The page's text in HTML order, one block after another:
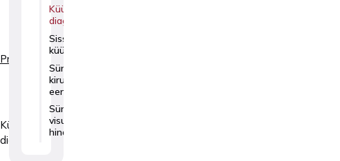
Protseduurid
Küüneseene
diagnostika
Küüneseene
diagnostika
Sissekasvanud
küüne ravi
Sünnimärkide
kirurgiline
eemaldamine
Sünnimärkide
visuaalne
hindamine